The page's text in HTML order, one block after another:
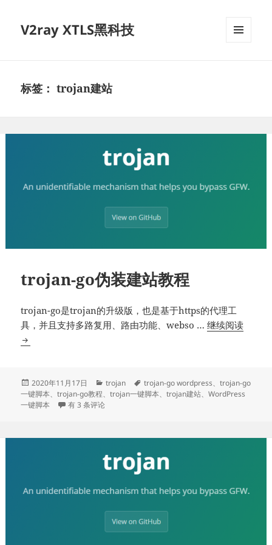
V2ray XTLS黑科技
标签：trojan建站
trojan-go伪装建站教程
trojan-go是trojan的升级版，也是基于https的代理工
具，并且支持多路复用、路由功能、webso …继续阅读
建
站
发
布
于
2020年11月17日
分
类
trojan
标
签
trojan-go wordpress、trojan-go
一键脚本、trojan-go教程、trojan一键脚本、trojan建站、WordPress
一键脚本
trojan-go伪装建站教程
有 3 条评论